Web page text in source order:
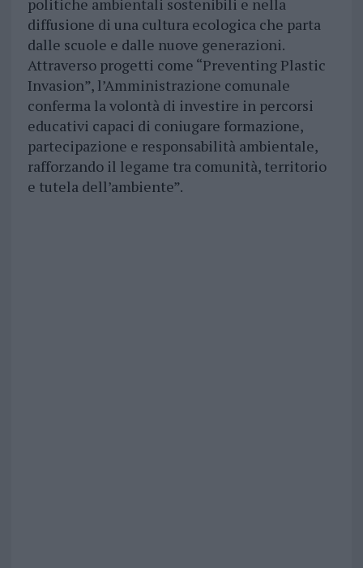
politiche ambientali sostenibili e nella
diffusione di una cultura ecologica che parta
dalle scuole e dalle nuove generazioni.
Attraverso progetti come “Preventing Plastic
Invasion”, l’Amministrazione comunale
conferma la volontà di investire in percorsi
educativi capaci di coniugare formazione,
partecipazione e responsabilità ambientale,
rafforzando il legame tra comunità, territorio
e tutela dell’ambiente”.